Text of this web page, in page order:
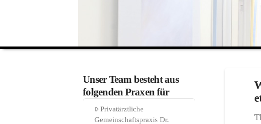
Unser Team besteht aus
folgenden Praxen für
Privatärztliche
Gemeinschaftspraxis Dr.